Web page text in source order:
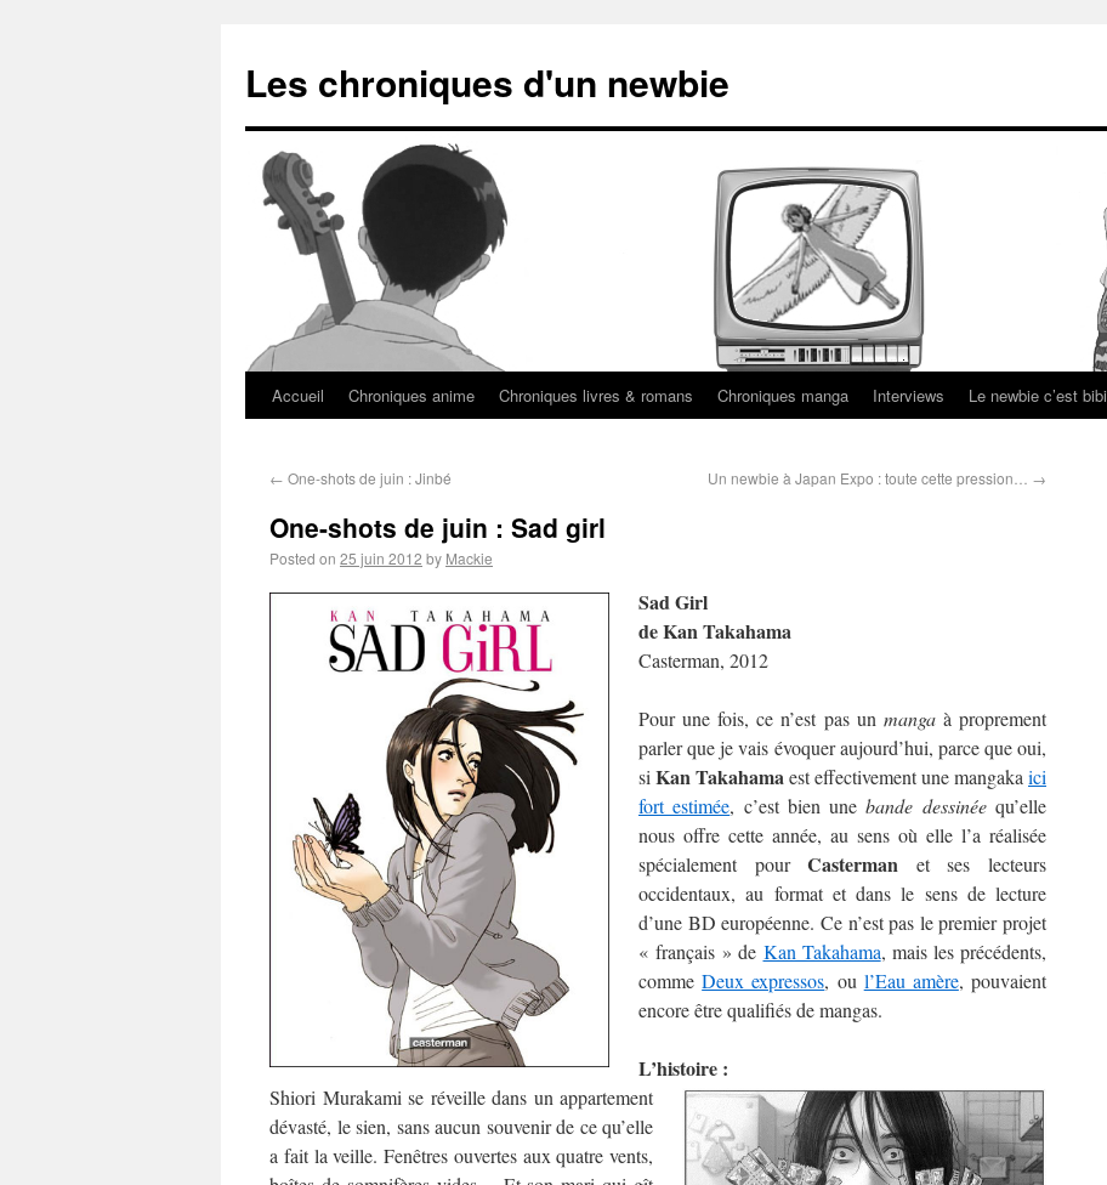
Les chroniques d'un newbie
Accueil Chroniques anime Chroniques livres & romans Chroniques manga Interviews Le newbie c’est bibi
← One-shots de juin : Jinbé Un newbie à Japan Expo : toute cette pression… →
One-shots de juin : Sad girl
Posted on 25 juin 2012 by Mackie
Sad Girl
de Kan Takahama
Casterman, 2012
Pour une fois, ce n’est pas un mangaà proprement
parler que je vais évoquer aujourd’hui, parce que oui,
si Kan Takahamaest effectivement une mangaka ici
fort estimée, c’est bien unebande dessinéequ’elle
nous offre cette année, au sens où elle l’a réalisée
spécialement pourCasterman et ses lecteurs
occidentaux, au format et dans le sens de lecture
d’une BD européenne. Ce n’est pas le premier projet
« français » de Kan Takahama, mais les précédents,
commeDeux expressos, ou l’Eau amère, pouvaient
encore être qualifiés de mangas.
L’histoire :
Shiori Murakami se réveille dans un appartement
dévasté, le sien, sans aucun souvenir de ce qu’elle
a fait la veille. Fenêtres ouvertes aux quatre vents,